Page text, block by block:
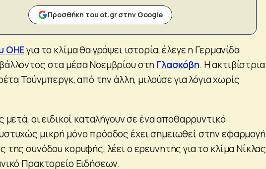
Προσθήκη του ot.gr στην Google
ΟΗΕγια το κλίμα θα γράψει ιστορία, έλεγε η Γερμανίδα
στα μέσα Νοεμβρίου στηΓλασκόβη. Η ακτιβίστρια
Τούνμπεργκ, από την άλλη, μιλούσε για λόγια χωρίς
μετά, οι ειδικοί καταλήγουν σε ένα αποθαρρυντικό
μικρή μόνο πρόοδος έχει σημειωθεί στην εφαρμογή
της συνόδου κορυφής, λέει ο ερευνητής για το κλίμα Νίκλας
Πρακτορείο Ειδήσεων.